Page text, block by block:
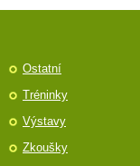
Ostatní
Tréninky
Výstavy
Zkoušky